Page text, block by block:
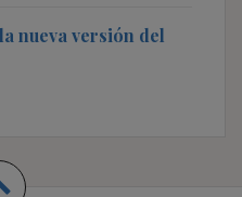
nueva versión del